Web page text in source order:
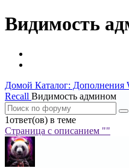
Видимость
Домой Каталог: Дополнения
Recall Видимость админом
1ответ(ов) в теме
Страница c описанием ""